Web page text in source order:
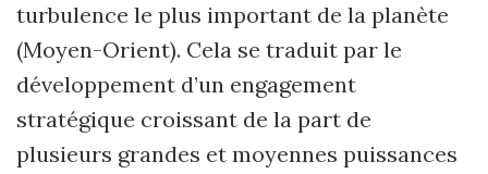
turbulence le plus important de la planète
(Moyen-Orient). Cela se traduit par le
développement d’un engagement
stratégique croissant de la part de
plusieurs grandes et moyennes puissances